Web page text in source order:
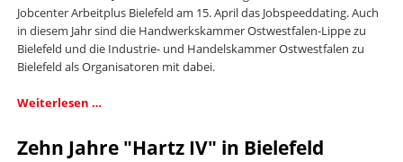
Jobcenter Arbeitplus Bielefeld am 15. April das Jobspeeddating. Auch
in diesem Jahr sind die Handwerkskammer Ostwestfalen-Lippe zu
Bielefeld und die Industrie- und Handelskammer Ostwestfalen zu
Bielefeld als Organisatoren mit dabei.
Weiterlesen …JOBSTART
2015
Zehn Jahre "Hartz IV" in Bielefeld